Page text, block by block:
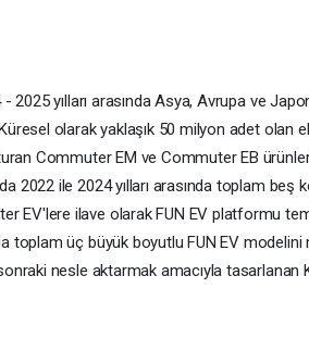
2025 yılları arasında Asya, Avrupa ve
olarak yaklaşık 50 milyon adet olan
Commuter EM ve Commuter EB
2022 ile 2024 yılları arasında toplam beş
EV'lere ilave olarak FUN EV platformu
toplam üç büyük boyutlu FUN EV
nesle aktarmak amacıyla tasarlanan